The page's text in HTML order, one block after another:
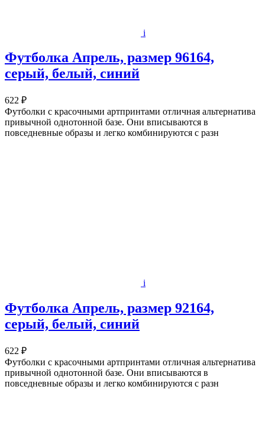
i
Футболка Апрель, размер 96164,
серый, белый, синий
622 ₽
Футболки с красочными артпринтами отличная альтернатива
привычной однотонной базе. Они вписываются в
повседневные образы и легко комбинируются с разн
i
Футболка Апрель, размер 92164,
серый, белый, синий
622 ₽
Футболки с красочными артпринтами отличная альтернатива
привычной однотонной базе. Они вписываются в
повседневные образы и легко комбинируются с разн